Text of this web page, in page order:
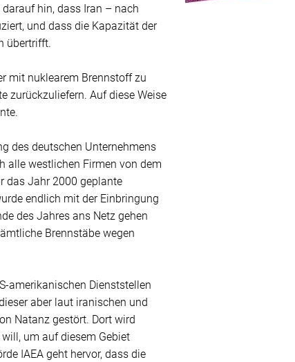
hin, dass Iran – nach
und dass die Kapazität der
übertrifft.
mit nuklearem Brennstoff zu
zurückzuliefern. Auf diese Weise
des deutschen Unternehmens
alle westlichen Firmen von dem
das Jahr 2000 geplante
endlich mit der Einbringung
des Jahres ans Netz gehen
Brennstäbe wegen
amerikanischen Dienststellen
aber laut iranischen und
Natanz gestört. Dort wird
um auf diesem Gebiet
IAEA geht hervor, dass die